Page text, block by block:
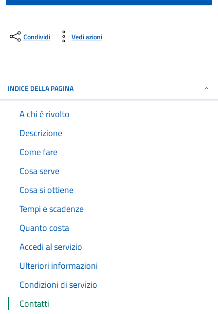
Condividi Vedi azioni
INDICE DELLA PAGINA
A chi è rivolto
Descrizione
Come fare
Cosa serve
Cosa si ottiene
Tempi e scadenze
Quanto costa
Accedi al servizio
Ulteriori informazioni
Condizioni di servizio
Contatti